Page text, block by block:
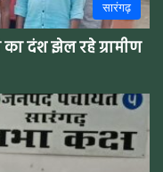
सारंगढ़
दंश झेल रहे ग्रामीण